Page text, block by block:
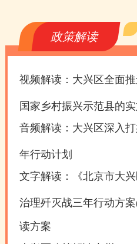
政策解读
视频解读：大兴区全面
国家乡村振兴示范县的实
音频解读：大兴区深入
年行动计划
文字解读：《北京市大
治理歼灭战三年行动方案
读方案